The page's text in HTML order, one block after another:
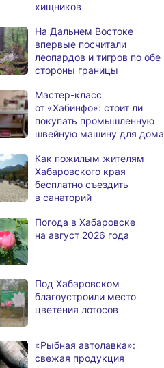
В Хабаровске потушили
в деревянном доме
Более сотни граждан
с инвалидностью
в Хабаровском крае
Магнитные бури,
радиационный фон и пробки
Какой сегодня день: День
маяка
в этом году подали свыше
100 тысяч заявлений
медалями «За спасение
на пожаре»
по нацпроекту капитально
ремонтируют кровлю Дома
культуры
хищников
На Дальнем Востоке
впервые посчитали
леопардов и тигров по обе
стороны границы
Мастер-класс
от «Хабинфо»: стоит ли
покупать промышленную
швейную машину для дома
Как пожилым жителям
Хабаровского края
бесплатно съездить
в санаторий
Погода в Хабаровске
на август 2026 года
Под Хабаровском
благоустроили место
цветения лотосов
«Рыбная автолавка»:
свежая продукция